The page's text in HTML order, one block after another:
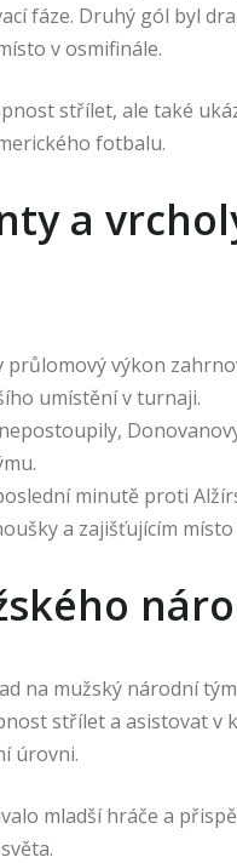
fáze. Druhý gól byl
v osmifinále.
střílet, ale také
fotbalu.
a
průlomový výkon
umístění v turnaji.
minutě proti
a zajišťujícím místo
na mužský národní
střílet a asistovat v
úrovni.
mladší hráče a